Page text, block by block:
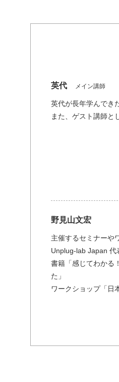
英代 メイン講師
英代が長年学んでき
また、ゲスト講師と
野見山文宏
主催するセミナーや
Unplug-lab Japan 代
書籍「感じてわかる
た」
ワークショップ「日